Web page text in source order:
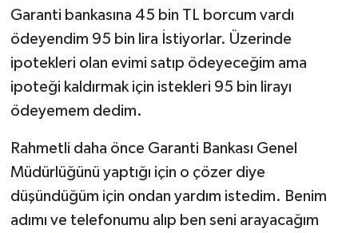
Garanti bankasına 45 bin TL borcum vardı
ödeyendim 95 bin lira İstiyorlar. Üzerinde
ipotekleri olan evimi satıp ödeyeceğim ama
ipoteği kaldırmak için istekleri 95 bin lirayı
ödeyemem dedim.
Rahmetli daha önce Garanti Bankası Genel
Müdürlüğünü yaptığı için o çözer diye
düşündüğüm için ondan yardım istedim. Benim
adımı ve telefonumu alıp ben seni arayacağım